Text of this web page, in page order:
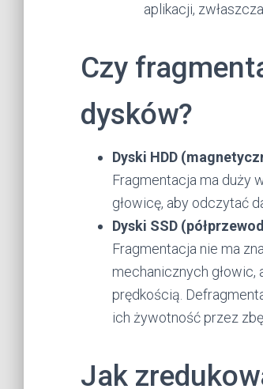
aplikacji,
Czy
dysków?
Dyski HDD
Fragmentacja ma duży
głowicę, aby odczytać
Dyski SSD
Fragmentacja nie ma
mechanicznych
prędkością.
ich żywotność przez
Jak